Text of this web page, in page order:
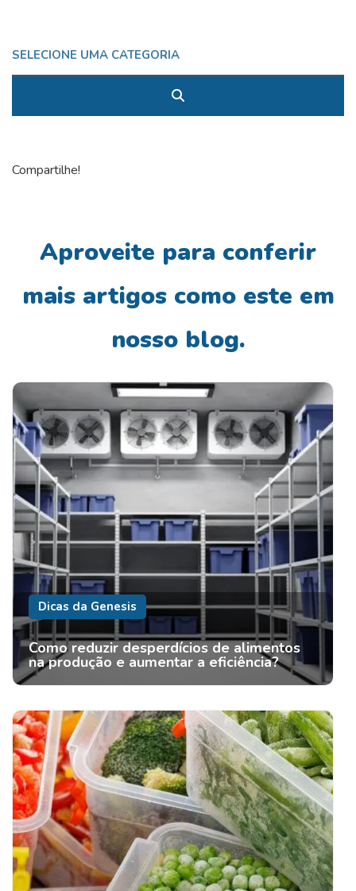
Compartilhe!
Aproveite para conferir
mais artigos como este em
nosso blog.
Dicas da Genesis
Como reduzir desperdícios de alimentos
na produção e aumentar a eficiência?